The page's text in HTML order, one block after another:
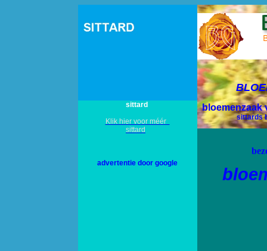
sittard
Klik hier voor méér
sittard
advertentie door google
bloemenzaak
sittards